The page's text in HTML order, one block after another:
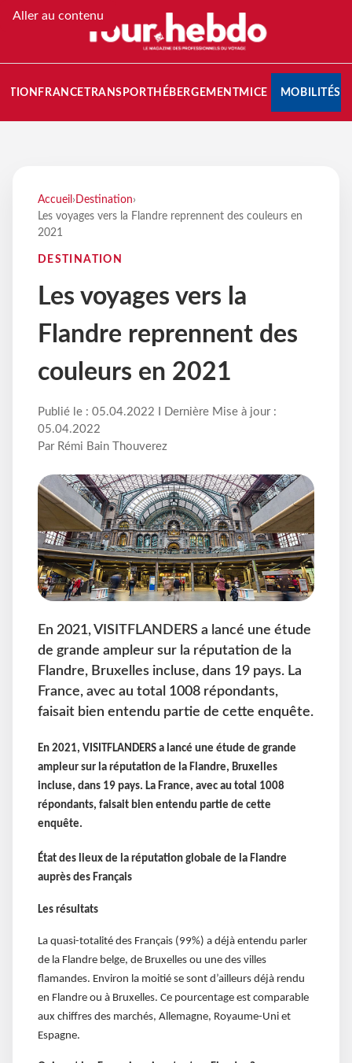
Aller au contenu
FRANCETRANSPORT HÉBERGEMENTMICE MOBILITÉS
Accueil › Destination›
Les voyages vers la Flandre reprennent des couleurs en
2021
DESTINATION
Les voyages vers la
Flandre reprennent des
couleurs en 2021
Publié le : 05.04.2022 I Dernière Mise à jour :
05.04.2022
Par Rémi Bain Thouverez
En 2021, VISITFLANDERS a lancé une étude
de grande ampleur sur la réputation de la
Flandre, Bruxelles incluse, dans 19 pays. La
France, avec au total 1008 répondants,
faisait bien entendu partie de cette enquête.
En 2021, VISITFLANDERS a lancé une étude de grande
ampleur sur la réputation de la Flandre, Bruxelles
incluse, dans 19 pays. La France, avec au total 1008
répondants, faisait bien entendu partie de cette
enquête.
État des lieux de la réputation globale de la Flandre
auprès des Français
Les résultats
La quasi-totalité des Français (99%) a déjà entendu parler
de la Flandre belge, de Bruxelles ou une des villes
flamandes. Environ la moitié se sont d’ailleurs déjà rendu
en Flandre ou à Bruxelles. Ce pourcentage est comparable
aux chiffres des marchés, Allemagne, Royaume-Uni et
Espagne.